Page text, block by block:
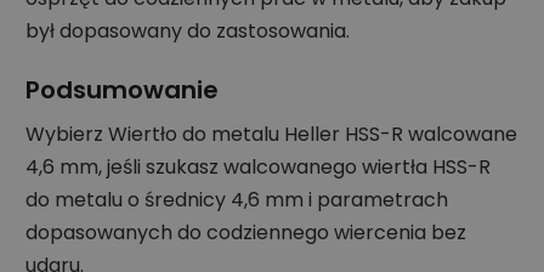
był dopasowany do zastosowania.
Podsumowanie
Wybierz Wiertło do metalu Heller HSS-R walcowane
4,6 mm, jeśli szukasz walcowanego wiertła HSS-R
do metalu o średnicy 4,6 mm i parametrach
dopasowanych do codziennego wiercenia bez
udaru.